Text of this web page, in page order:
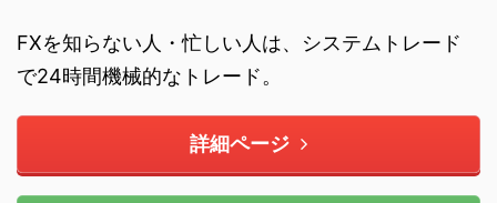
FXを知らない人・忙しい人は、システムトレード
で24時間機械的なトレード。
詳細ページ